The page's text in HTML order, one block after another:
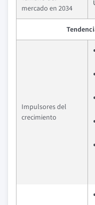
mercado en 2034
Impulsores del
crecimiento